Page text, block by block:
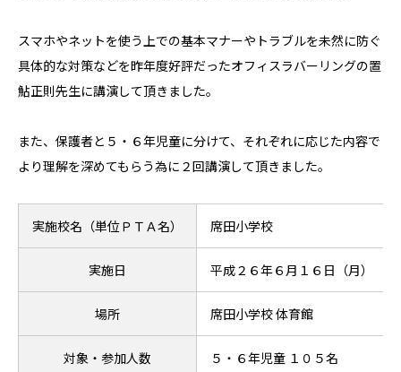
スマホやネットを使う上での基本マナーやトラブルを未然に防ぐ
具体的な対策などを昨年度好評だったオフィスラバーリングの置
鮎正則先生に講演して頂きました。
また、保護者と５・６年児童に分けて、それぞれに応じた内容で
より理解を深めてもらう為に２回講演して頂きました。
実施校名（単位ＰＴＡ名） 席田小学校
実施日 平成２６年６月１６日（月）
場所 席田小学校 体育館
対象・参加人数
５・６年児童 １０５名